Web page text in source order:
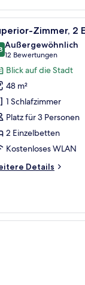
Einzelbetten,
großem Spiegel
6 Zimmer, 2
von 10
Außergewöhnlich
12 Bewertungen
(12
Bewertungen)
Blick auf die Stadt
48 m²
1 Schlafzimmer
Platz für 3 Personen
2 Einzelbetten
Kostenloses WLAN
Details
Einzelbetten,